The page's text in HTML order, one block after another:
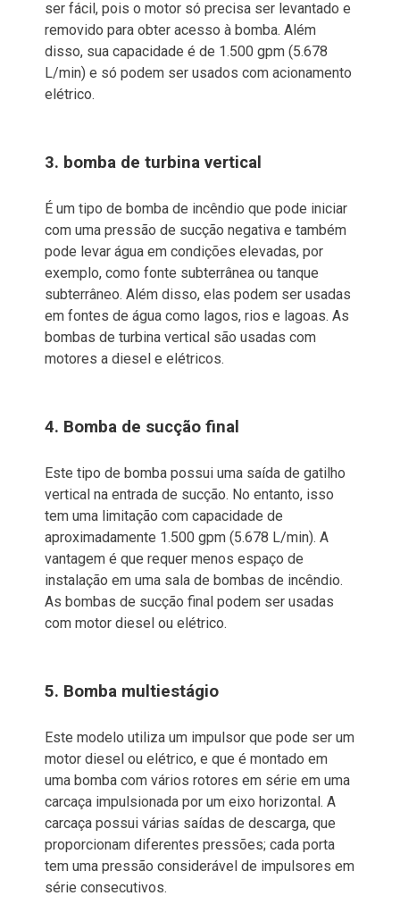
ser fácil, pois o motor só precisa ser levantado e
removido para obter acesso à bomba. Além
disso, sua capacidade é de 1.500 gpm (5.678
L/min) e só podem ser usados ​​com acionamento
elétrico.
3. bomba de turbina vertical
É um tipo de bomba de incêndio que pode iniciar
com uma pressão de sucção negativa e também
pode levar água em condições elevadas, por
exemplo, como fonte subterrânea ou tanque
subterrâneo. Além disso, elas podem ser usadas ​​
em fontes de água como lagos, rios e lagoas. As
bombas de turbina vertical são usadas com
motores a diesel e elétricos.
4. Bomba de sucção final
Este tipo de bomba possui uma saída de gatilho
vertical na entrada de sucção. No entanto, isso
tem uma limitação com capacidade de
aproximadamente 1.500 gpm (5.678 L/min). A
vantagem é que requer menos espaço de
instalação em uma sala de bombas de incêndio.
As bombas de sucção final podem ser usadas
com motor diesel ou elétrico.
5. Bomba multiestágio
Este modelo utiliza um impulsor que pode ser um
motor diesel ou elétrico, e que é montado em
uma bomba com vários rotores em série em uma
carcaça impulsionada por um eixo horizontal. A
carcaça possui várias saídas de descarga, que
proporcionam diferentes pressões; cada porta
tem uma pressão considerável de impulsores em
série consecutivos.